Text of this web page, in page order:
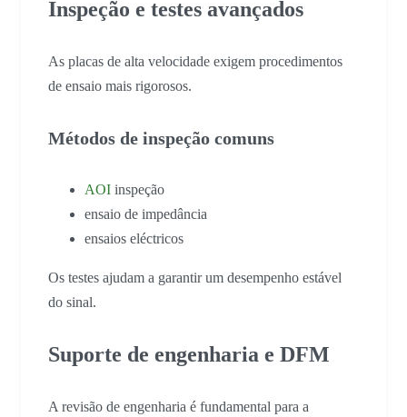
Inspeção e testes avançados
As placas de alta velocidade exigem procedimentos
de ensaio mais rigorosos.
Métodos de inspeção comuns
AOI inspeção
ensaio de impedância
ensaios eléctricos
Os testes ajudam a garantir um desempenho estável
do sinal.
Suporte de engenharia e DFM
A revisão de engenharia é fundamental para a